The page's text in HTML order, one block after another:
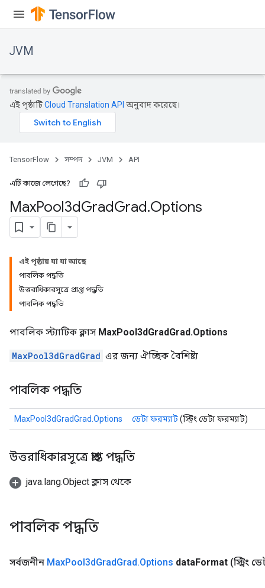
JVM
এই পৃষ্ঠাটিCloud Translation API অনুবাদ করেছে।
TensorFlow সম্পদ JVM API
এটি কাজে লেগেছে?
MaxPool3dGradGrad.Options
এই পৃষ্ঠায় যা যা আছে
পাবলিক পদ্ধতি
উত্তরাধিকারসূত্রে প্রাপ্ত পদ্ধতি
পাবলিক পদ্ধতি
পাবলিক স্ট্যাটিক ক্লাস MaxPool3dGradGrad.Options
MaxPool3dGradGrad এর জন্য ঐচ্ছিক বৈশিষ্ট্য
পাবলিক পদ্ধতি
MaxPool3dGradGrad.Options ডেটা ফরম্যাট(স্ট্রিং ডেটা ফরম্যাট)
উত্তরাধিকারসূত্রে প্রাপ্ত পদ্ধতি
java.lang.Object ক্লাস থেকে
পাবলিক পদ্ধতি
সর্বজনীন MaxPool3dGradGrad.Options dataFormat (স্ট্রিং